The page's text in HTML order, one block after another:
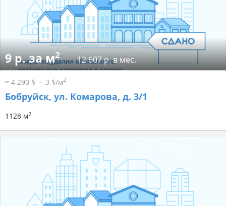
9 р. за м2 12 607 р. в мес.
≈ 4 290 $ 3 $/м2
Бобруйск, ул. Комарова, д. 3/1
1128 м2